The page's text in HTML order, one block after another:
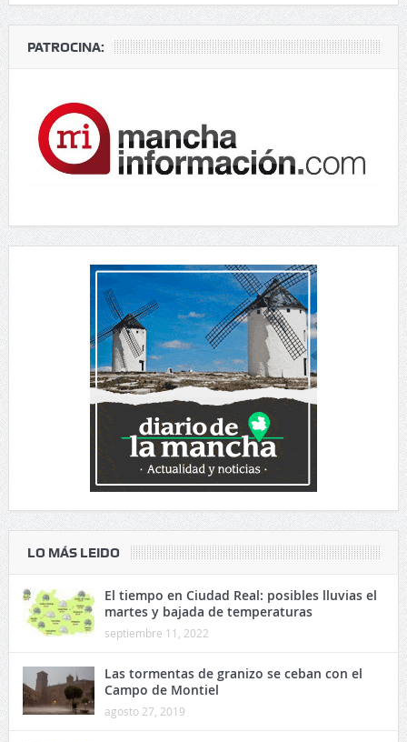
PATROCINA:
LO MÁS LEIDO
El tiempo en Ciudad Real: posibles lluvias el
martes y bajada de temperaturas
septiembre 11, 2022
Las tormentas de granizo se ceban con el
Campo de Montiel
agosto 27, 2019